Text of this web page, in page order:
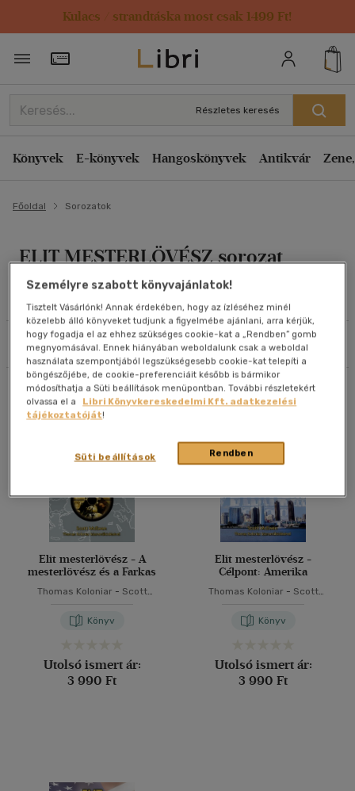
Kulacs / strandtáska most csak 1499 Ft!
Törzsvásárlói Kártya adatai
Részletes keresés
Könyvek E-könyvek Hangoskönyvek Antikvár
Főoldal Sorozatok
ELIT MESTERLÖVÉSZ sorozat
Szűrés
Összes
Irodalom
Ár szerint
2500 Ft - 4500 Ft(3)
Korosztály szerint
Felnőtt(3)
Szűrés Rendezés
Rendezés
Relevancia
Kiadás éve szerint növekvő
Ár szerint növekvő
Eladott darabszám szerint növekvő
Cím szerint A-Z
Szerző szerint A-Z
Megjelenítés
20 db / oldal
40 db / oldal
Alkalmaz
Összesen3db
Elit mesterlövész - A
mesterlövész és a Farkas
Thomas Koloniar - Scott
Könyv
Utolsó ismert ár:
3 990 Ft
Elit mesterlövész -
Célpont: Amerika
Thomas Koloniar - Scott
Könyv
Utolsó ismert ár:
3 990 Ft
Személyre szabott könyvajánlatok!
Tisztelt Vásárlónk! Annak érdekében, hogy az ízléséhez minél
közelebb álló könyveket tudjunk a figyelmébe ajánlani, arra kérjük,
hogy fogadja el az ehhez szükséges cookie-kat a „Rendben” gomb
megnyomásával. Ennek hiányában weboldalunk csak a weboldal
használata szempontjából legszükségesebb cookie-kat telepíti a
böngészőjébe, de cookie-preferenciáit később is bármikor
módosíthatja a Süti beállítások menüpontban. További részletekért
olvassa el a
Libri Könyvkereskedelmi Kft. adatkezelési
tájékoztatóját!
Rendben
Süti beállítások